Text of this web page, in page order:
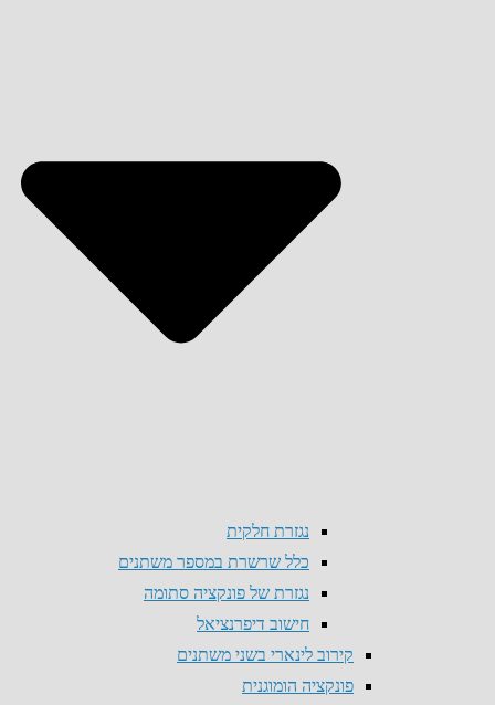
נגזרת חלקית
כלל שרשרת במספר משתנים
נגזרת של פונקציה סתומה
חישוב דיפרנציאל
קירוב לינארי בשני משתנים
פונקציה הומוגנית